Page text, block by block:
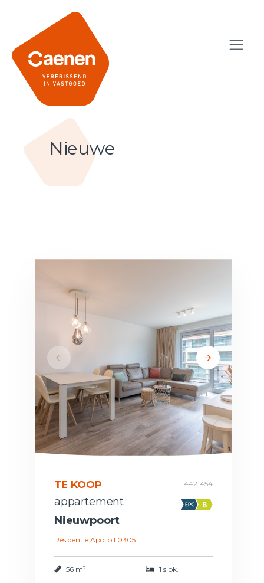
Nieuwe
TE KOOP 4421454
appartement
Nieuwpoort
Residentie Apollo I 0305
56 m² 1 slpk.